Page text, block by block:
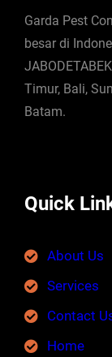
Garda Pest
besar di
Timur, Bali,
Batam.
Quick
About Us
Services
Contact
Home